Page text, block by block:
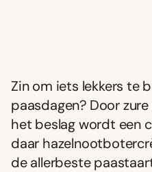
Zin om iets lekkers te
paasdagen? Door
het beslag wordt een
daar
de allerbeste